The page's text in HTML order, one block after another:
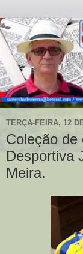
TERÇA-FEIRA, 12
Coleção de
Desportiva
Meira.